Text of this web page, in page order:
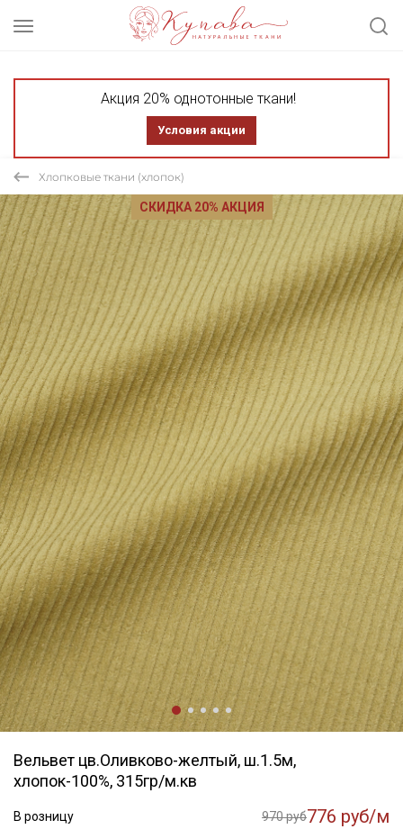
Акция 20% однотонные ткани!
Условия акции
Хлопковые ткани (хлопок)
СКИДКА 20% АКЦИЯ
Вельвет цв.Оливково-желтый, ш.1.5м,
хлопок-100%, 315гр/м.кв
В розницу 970 руб776 руб/м